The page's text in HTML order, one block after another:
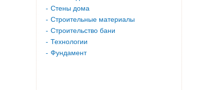
Стены дома
Строительные материалы
Строительство бани
Технологии
Фундамент